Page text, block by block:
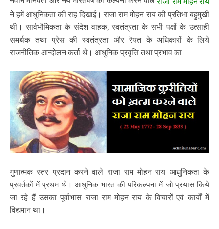
ने हमें आधुनिकता की राह दिखाई। राजा राम मोहन राय की प्रतिभा बहुमुखी
थी। सार्वभौमिकता के संदेश वाहक, स्वतंत्रता के सभी पक्षों के उत्साही
समर्थक तथा प्रेस की स्वतंत्रता और रैयत के अधिकारों के लिये
राजनीतिक आन्दोलन कर्ता थे। आधुनिक प्रवृत्ति तथा प्रभाव का
गुणात्मक स्तर प्रदान करने वाले राजा राम मोहन राय आधुनिकता के
प्रवर्तकों में प्रथम थे। आधुनिक भारत की परिकल्पना में जो प्रयास किये
जा रहे हैं उसका पूर्वाभास राजा राम मोहन राय के विचारों एवं कार्यों में
विद्यमान था।